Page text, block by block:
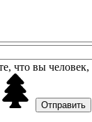
что вы человек,